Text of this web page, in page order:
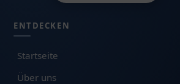
ENTDECKEN
Startseite
Über uns